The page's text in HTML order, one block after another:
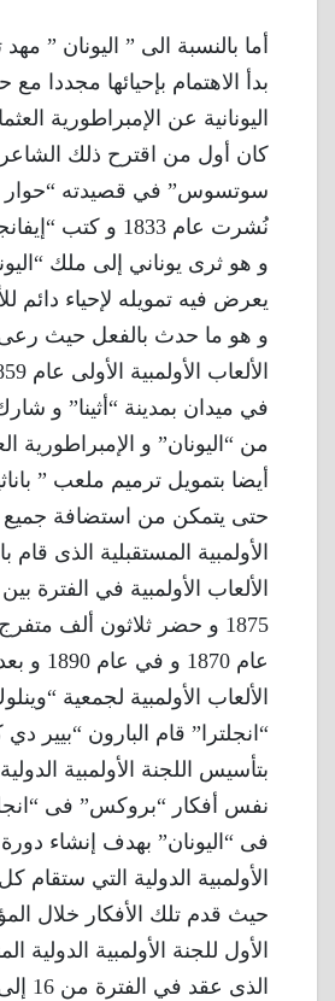
أما بالنسبة الى ” اليونان ”
بدأ الاهتمام بإحيائها مجددا
كان أول من اقترح ذلك الشاعر
سوتسوس” في قصيدته “حوار
نُشرت عام 1833 و
يعرض فيه تمويله لإحياء دائم
و هو ما حدث بالفعل حيث
في ميدان بمدينة “أثينا” و
من “اليونان” و الإمبراطورية
أيضا بتمويل ترميم ملعب ”
حتى يتمكن من استضافة جميع
الأولمبية المستقبلية الذى قام
1875 و حضر ثلاثون ألف
عام 1870
الألعاب الأولمبية لجمعية
“انجلترا” قام البارون “بيير دي
بتأسيس اللجنة الأولمبية
نفس أفكار “بروكس” فى
فى “اليونان” بهدف إنشاء دورة
الأولمبية الدولية التي ستقام
حيث قدم تلك الأفكار خلال
الأول للجنة الأولمبية الدولية